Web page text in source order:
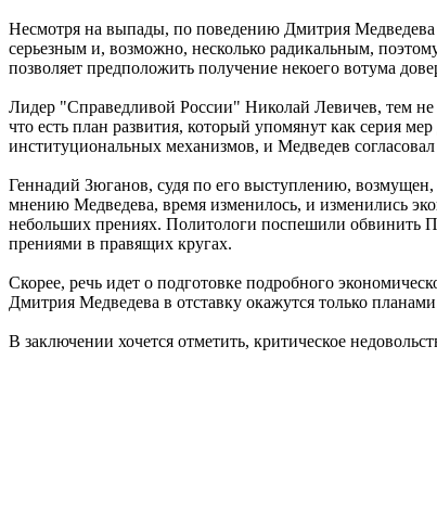
Несмотря на выпады, по поведению Дмитрия Медведева
серьезным и, возможно, несколько радикальным,
позволяет предположить получение некоего вотума
Лидер "Справедливой России" Николай Левичев, тем не
что есть план развития, который упомянут как серия
институциональных механизмов, и Медведев
Геннадий Зюганов, судя по его выступлению, возмущен,
мнению Медведева, время изменилось, и изменились
небольших прениях. Политологи поспешили обвинить
прениями в правящих кругах.
Скорее, речь идет о подготовке подробного
Дмитрия Медведева в отставку окажутся только
В заключении хочется отметить, критическое